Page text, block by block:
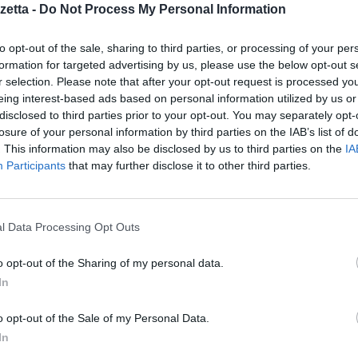
- Do Not Process My Personal Information
opt-out of the sale, sharing to third parties, or processing of your
for targeted advertising by us, please use the below opt-out
selection. Please note that after your opt-out request is processed
interest-based ads based on personal information utilized by us
to third parties prior to your opt-out. You may separately
of your personal information by third parties on the IAB’s list of
This information may also be disclosed by us to third parties on the
Participants that may further disclose it to other third parties.
Data Processing Opt Outs
opt-out of the Sharing of my personal data.
opt-out of the Sale of my Personal Data.
trainate – come lo strascico per le risorse demersali e la pesca
CO2 emessa per chilogrammo di pesce catturato. Una delle strategie
tenacità, come ilDyneemain sostituzione del nylon tradizionale,
al contempo un’elevata sicurezza, e
e un risparmio di carburante.
che hanno un maggiore impatto sul fondale, mantenendo
ambientali, ma presenta anche vantaggi economici, riducendo
i profitti della flotta peschereccia dell’UE sono diminuiti da +218
di raggiungere la neutralità carbonica entro il 2050, ma anche per
pesca.
indicatori
kg di CO2 per kg di pesce.